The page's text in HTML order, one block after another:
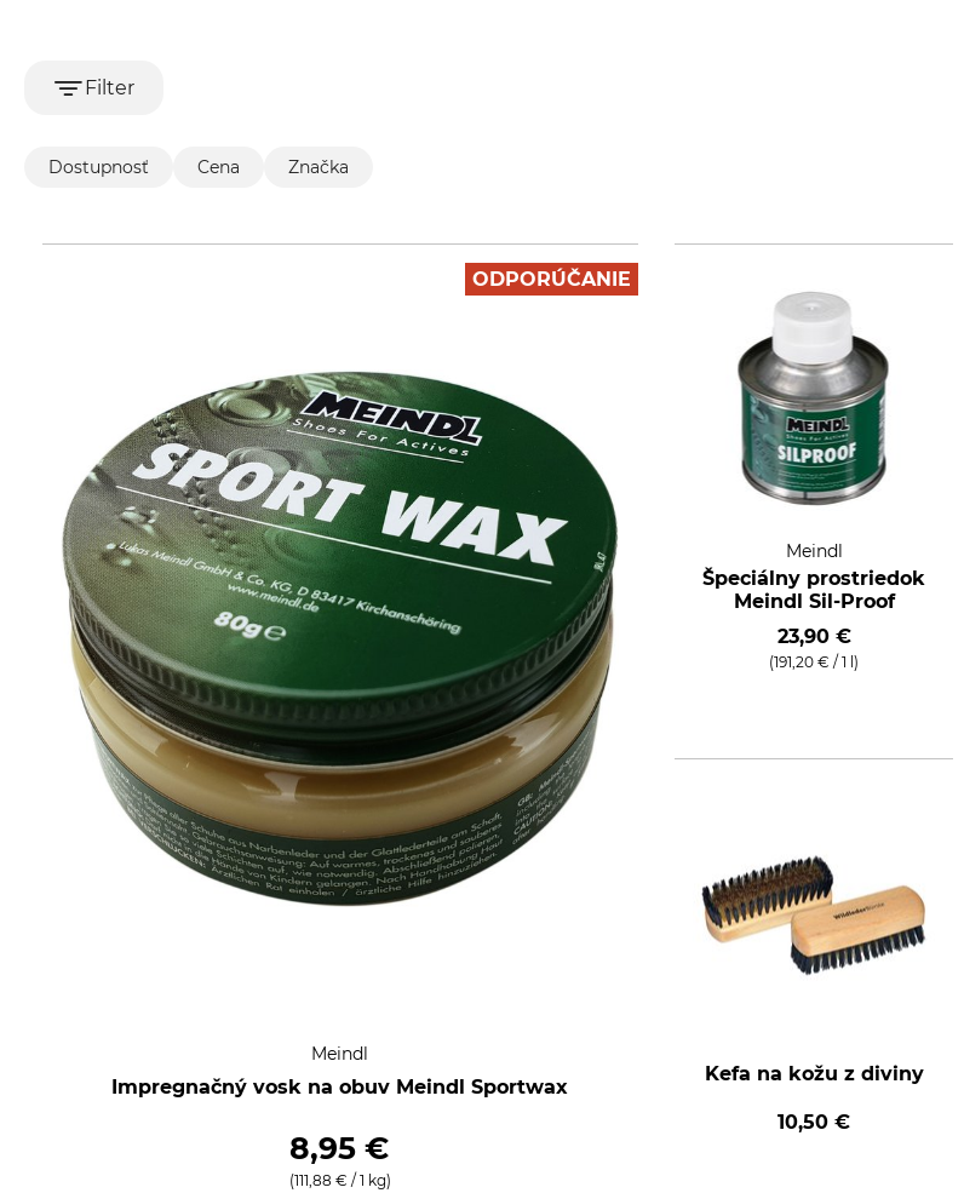
Filter
Dostupnosť Cena Značka
ODPORÚČANIE
Meindl
Impregnačný vosk na obuv Meindl Sportwax
8,95 €
(111,88 € / 1 kg)
Meindl
Špeciálny prostriedok
Meindl Sil-Proof
23,90 €
(191,20 € / 1 l)
Kefa na kožu z diviny
10,50 €